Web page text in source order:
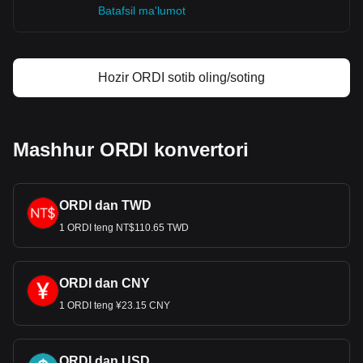
Batafsil ma'lumot
Hozir ORDI sotib oling/soting
Mashhur ORDI konvertori
ORDI dan TWD
1 ORDI teng NT$110.65 TWD
ORDI dan CNY
1 ORDI teng ¥23.15 CNY